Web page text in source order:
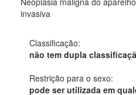
invasiva
Classificação:
não tem dupla
Restrição para o sexo:
pode ser utilizada em